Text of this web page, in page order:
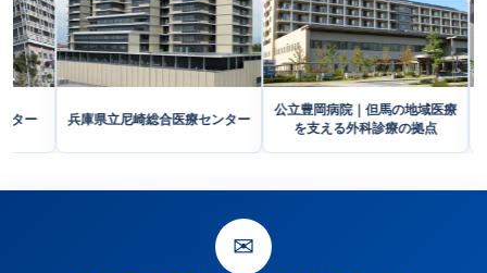
西神戸医療センター 兵庫県立尼崎総合医療センター
公立豊岡病院｜但馬
を支える外科診
✉